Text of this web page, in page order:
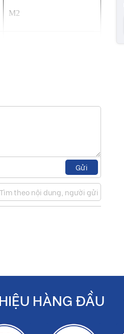
M2
cm
tại Việt Nam. Các sản phẩm
mẫu mã đa dạng và giá
xuất trên dây chuyền hiện
hoa văn sống động được in
cho bạn để có thể lựa chọn
Gửi
HÀNG ĐẦU